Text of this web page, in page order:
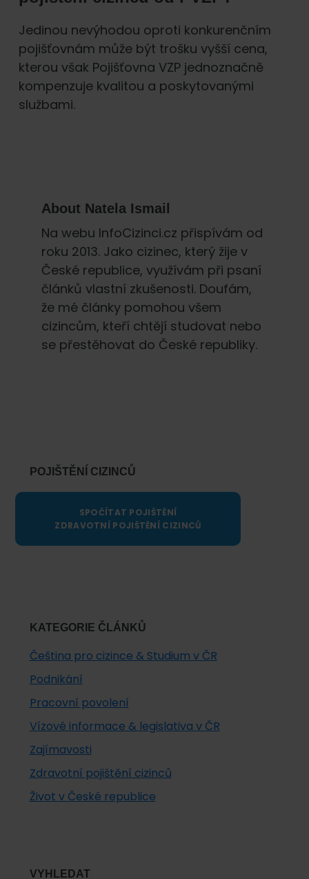
Jedinou nevýhodou oproti konkurenčním
pojišťovnám může být trošku vyšší cena,
kterou však Pojišťovna VZP jednoznačně
kompenzuje kvalitou a poskytovanými
službami.
About Natela Ismail
Na webu InfoCizinci.cz přispívám od
roku 2013. Jako cizinec, který žije v
České republice, využívám při psaní
článků vlastní zkušenosti. Doufám,
že mé články pomohou všem
cizincům, kteří chtějí studovat nebo
se přestěhovat do České republiky.
POJIŠTĚNÍ CIZINCŮ
SPOČÍTAT POJIŠTĚNÍ
ZDRAVOTNÍ POJIŠTĚNÍ CIZINCŮ
KATEGORIE ČLÁNKŮ
Čeština pro cizince & Studium v ČR
Podnikání
Pracovní povolení
Vízové informace & legislativa v ČR
Zajímavosti
Zdravotní pojištění cizinců
Život v České republice
VYHLEDAT